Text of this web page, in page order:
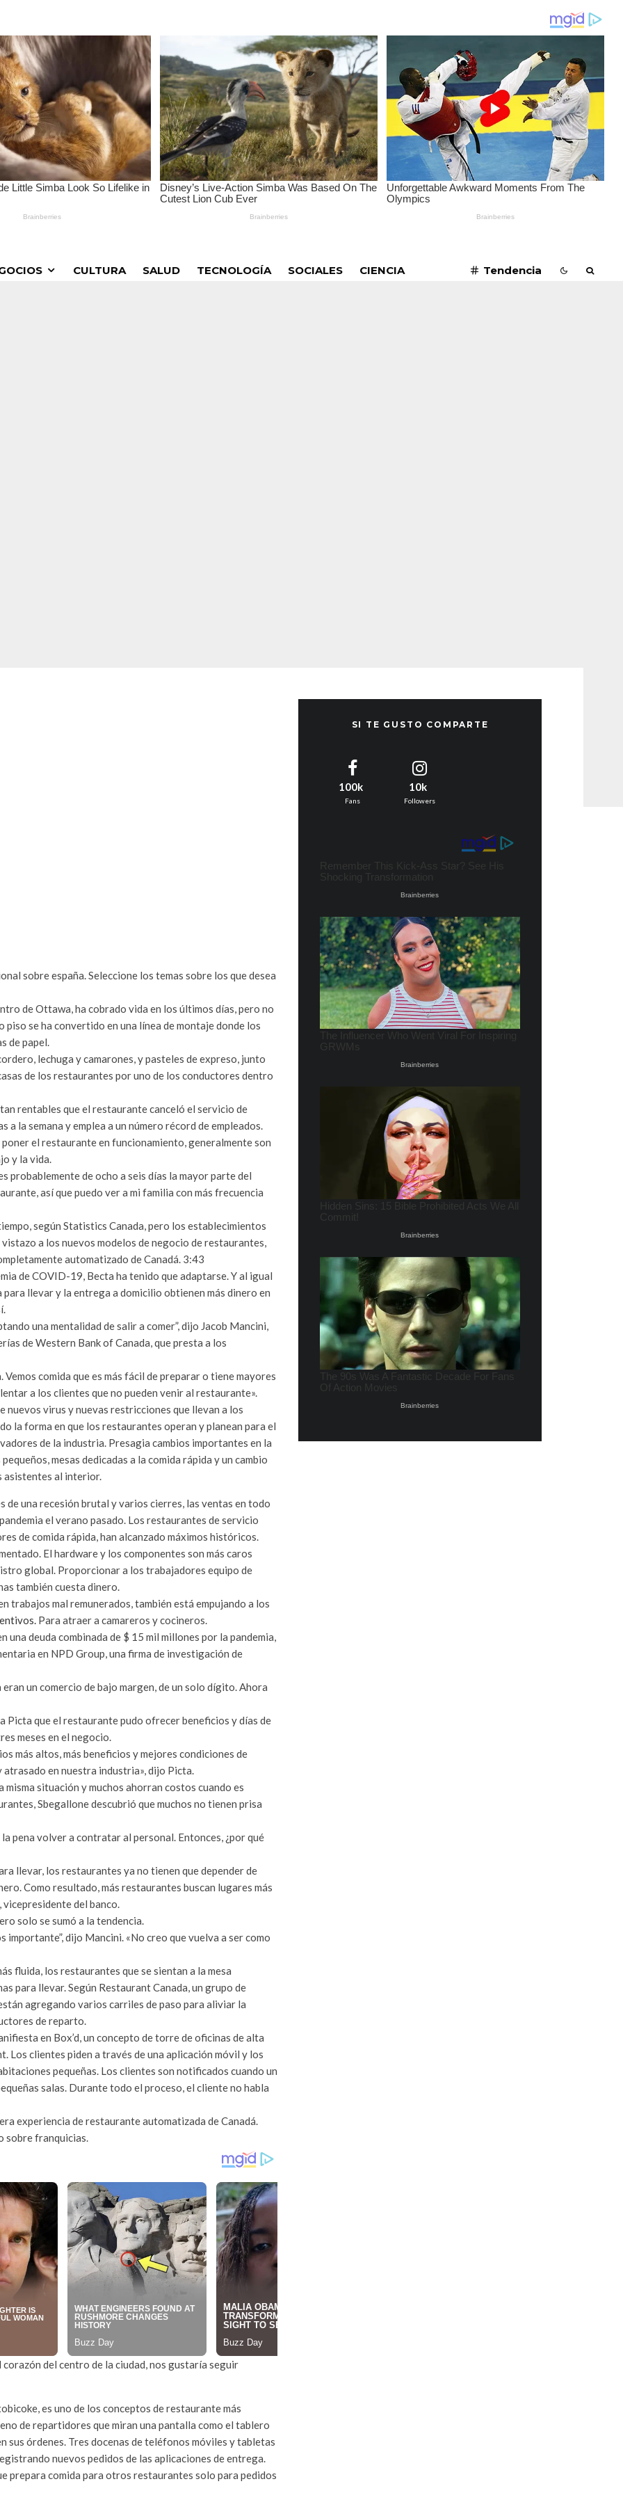
CULTURA SALUD TECNOLOGÍA SOCIALES CIENCIA Tendencia
sobre españa. Seleccione los temas sobre los que desea
de Ottawa, ha cobrado vida en los últimos días, pero no
piso se ha convertido en una línea de montaje donde los
de papel.
lechuga y camarones, y pasteles de expreso, junto
de los restaurantes por uno de los conductores dentro
rentables que el restaurante canceló el servicio de
la semana y emplea a un número récord de empleados.
el restaurante en funcionamiento, generalmente son
y la vida.
probablemente de ocho a seis días la mayor parte del
así que puedo ver a mi familia con más frecuencia
según Statistics Canada, pero los establecimientos
a los nuevos modelos de negocio de restaurantes,
automatizado de Canadá. 3:43
de COVID-19, Becta ha tenido que adaptarse. Y al igual
llevar y la entrega a domicilio obtienen más dinero en
una mentalidad de salir a comer”, dijo Jacob Mancini,
de Western Bank of Canada, que presta a los
comida que es más fácil de preparar o tiene mayores
a los clientes que no pueden venir al restaurante».
nuevos virus y nuevas restricciones que llevan a los
la forma en que los restaurantes operan y planean para el
de la industria. Presagia cambios importantes en la
mesas dedicadas a la comida rápida y un cambio
asistentes al interior.
de una recesión brutal y varios cierres, las ventas en todo
el verano pasado. Los restaurantes de servicio
de comida rápida, han alcanzado máximos históricos.
El hardware y los componentes son más caros
global. Proporcionar a los trabajadores equipo de
también cuesta dinero.
trabajos mal remunerados, también está empujando a los
Para atraer a camareros y cocineros.
una deuda combinada de $ 15 mil millones por la pandemia,
en NPD Group, una firma de investigación de
un comercio de bajo margen, de un solo dígito. Ahora
Picta que el restaurante pudo ofrecer beneficios y días de
meses en el negocio.
más altos, más beneficios y mejores condiciones de
en nuestra industria», dijo Picta.
situación y muchos ahorran costos cuando es
Sbegallone descubrió que muchos no tienen prisa
pena volver a contratar al personal. Entonces, ¿por qué
llevar, los restaurantes ya no tienen que depender de
Como resultado, más restaurantes buscan lugares más
del banco.
solo se sumó a la tendencia.
importante”, dijo Mancini. «No creo que vuelva a ser como
fluida, los restaurantes que se sientan a la mesa
para llevar. Según Restaurant Canada, un grupo de
agregando varios carriles de paso para aliviar la
de reparto.
en Box’d, un concepto de torre de oficinas de alta
Los clientes piden a través de una aplicación móvil y los
pequeñas. Los clientes son notificados cuando un
salas. Durante todo el proceso, el cliente no habla
experiencia de restaurante automatizada de Canadá.
sobre franquicias.
del centro de la ciudad, nos gustaría seguir
es uno de los conceptos de restaurante más
de repartidores que miran una pantalla como el tablero
sus órdenes. Tres docenas de teléfonos móviles y tabletas
nuevos pedidos de las aplicaciones de entrega.
prepara comida para otros restaurantes solo para pedidos
SI TE GUSTO COMPARTE
100k
Fans
10k
Followers